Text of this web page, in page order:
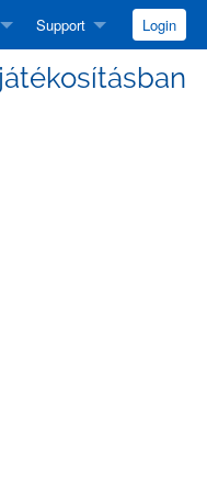
Support Login